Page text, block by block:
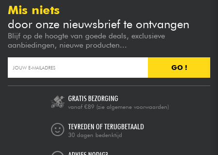
Mis niets
door onze nieuwsbrief te ontvangen
Blijf op de hoogte van goede deals, exclusieve
aanbiedingen, nieuwe producten...
GO !
GRATIS BEZORGING
vanaf €89 (zie algemene voorwaarden)
TEVREDEN OF TERUGBETAALD
30 dagen bedenktijd